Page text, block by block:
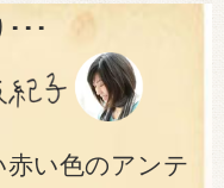
･･
い色のアンテ